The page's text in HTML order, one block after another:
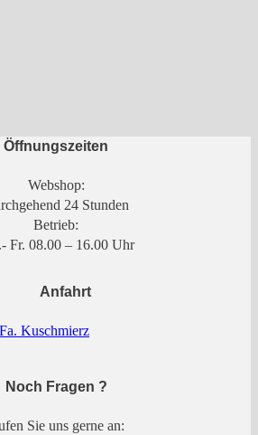
Öffnungszeiten
Webshop:
24 Stunden
Betrieb:
Fr. 08.00 – 16.00 Uhr
Anfahrt
Noch Fragen ?
Sie uns gerne an: